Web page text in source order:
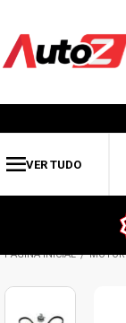
VER TUDO
MOTOR